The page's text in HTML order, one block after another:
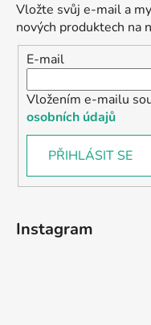
Vložte svůj e-mail a
nových produktech na
E-mail
Vložením e-mailu
osobních údajů
PŘIHLÁSIT SE
Instagram